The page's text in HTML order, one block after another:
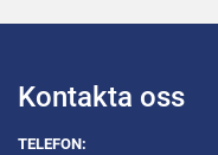
Kontakta oss
TELEFON: